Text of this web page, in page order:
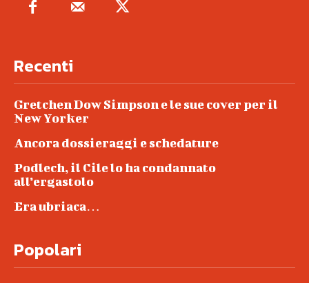
Recenti
Gretchen Dow Simpson e le sue cover per il
New Yorker
Ancora dossieraggi e schedature
Podlech, il Cile lo ha condannato
all’ergastolo
Era ubriaca…
Popolari